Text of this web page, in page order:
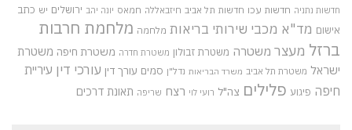
חדשות נתניה חדשות עכו חדשות תל אביב חיזבאללה חמאס יונה יהב ירושלים יש כתב
אישום מד"א מכבי שירותי בריאות מלחמה מלחמת חרבות
ברזל מעצר משטרה משטרת זבולון משטרת חדרה משטרת חיפה משטרת
ישראל משטרת תל אביב משרד הבריאות נדל"ן סמים עורך דין עורכי דין עיריית
חיפה פיגוע פלילים צה"ל רועי לוי רצח שריפה תאונת דרכים